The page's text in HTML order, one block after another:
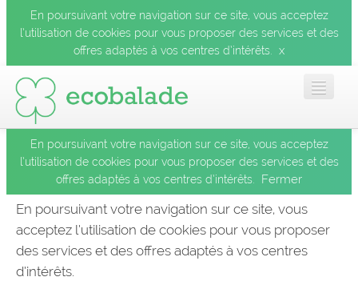
En poursuivant votre navigation sur ce site, vous acceptez
l’utilisation de cookies pour vous proposer des services et des
offres adaptés à vos centres d’intérêts.
x
Accueil
Les balades
Les espèces
En poursuivant votre navigation sur ce site, vous acceptez
l’utilisation de cookies pour vous proposer des services et des
offres adaptés à vos centres d’intérêts.
Fermer
En poursuivant votre navigation sur ce site, vous
acceptez l’utilisation de cookies pour vous proposer
des services et des offres adaptés à vos centres
d’intérêts.